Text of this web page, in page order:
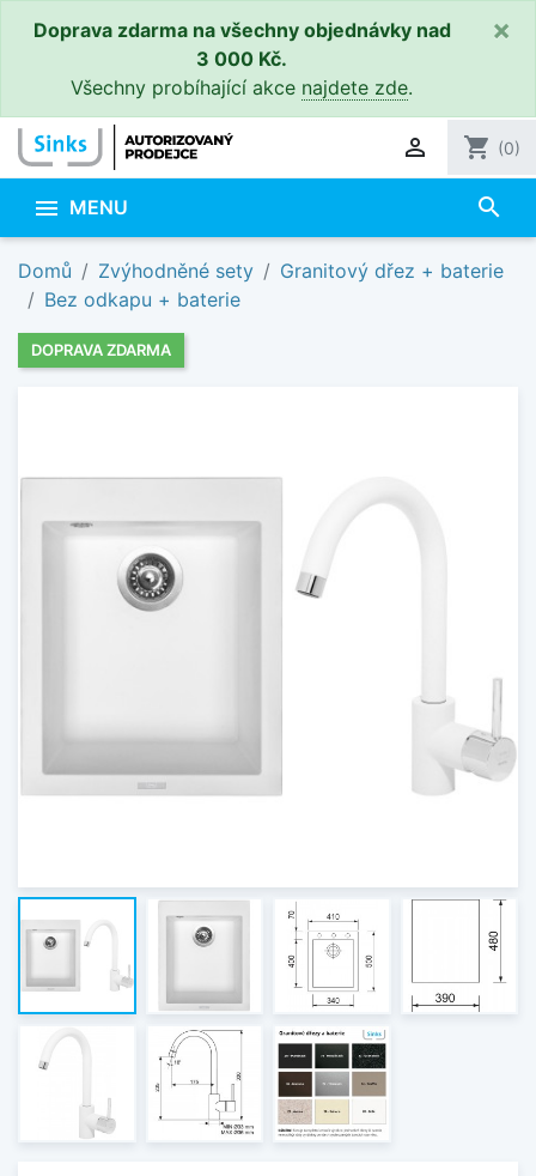
Doprava zdarma na všechny objednávky nad
3 000 Kč.
Všechny probíhající akce najdete zde.
×
 shopping_cart (0)
 MENU search
Domů Zvýhodněné sety
Granitový dřez + baterie
Bez odkapu + baterie
DOPRAVA ZDARMA